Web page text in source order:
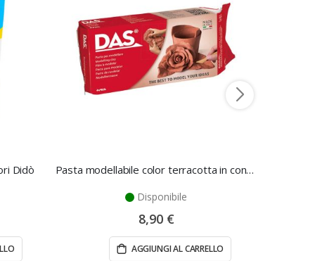
Didò Pasta modellabile color terracotta in confezione da 500gr - Das
Disponibile
8,90 €
AGGIUNGI AL CARRELLO